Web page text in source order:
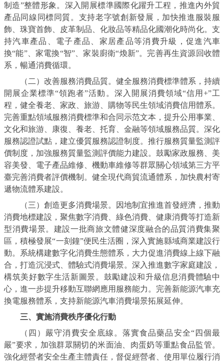
制造”整體形象。深入開展標準國際化躍升工程，推進內外貿
產品同線同標同質。支持老字號創新發展，加快推進服裝服
飾、珠寶首飾、皮革制品、化妝品等精品化國潮化時尚化。支
持汽車產品、電子產品、家居產品等消費升級，促進汽車
換“能”、家電換“智”、家裝廚衛“煥新”。完善再生資源回收體
系，暢通消費循環。
（二）改善服務消費品質。健全服務消費標準體系，持續
開展企業標準“領跑者”活動。深入開展消費領域“信用+”工
程，健全養老、家政、旅游、購物等民生領域消費信用體系。
完善重點領域服務消費標準和合同示范文本，提升公用事業、
文化和旅游、康復、養老、托育、金融等領域服務品質。深化
服務認證試點，建立優質服務認證制度。推行服務質量監測評
價制度，加強服務質量監測評價能力建設。鼓勵家政服務、美
容美發、電子產品維修、機動車維修等群眾關心領域第三方平
臺完善消費者評價機制。健全現代商貿流通體系，加快農村寄
遞物流體系建設。
（三）創造更多消費場景。因地制宜推進首發經濟，推動
消費地標建設，聚焦數字消費、綠色消費、健康消費等打造新
型消費場景。建設一批商旅文體健深度融合的品質消費集聚
區，積極發展“一刻鐘”便民生活圈，深入實施縣域商業建設行
動。系統構建數字化消費生態體系，大力促進消費線上線下融
合，打造沉浸式、體驗式消費場景。深入推進數字家庭建設，
構筑美好數字生活新圖景。鼓勵建設和升級信息消費體驗中
心，進一步提升移動互聯網應用服務能力。完善新能源汽車充
換電服務體系，支持新能源汽車消費場景拓展延伸。
三、實施消費秩序優化行動
（四）嚴守消費安全底線。落實食品藥品安全“四個最
嚴”要求，加強群眾關切的米面油、肉蛋奶等重點食品監管。
強化經營者安全生產主體責任，督促經營者、使用單位履行消